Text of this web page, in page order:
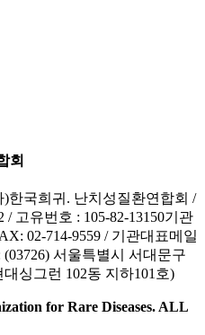
한국희귀. 난치성질환연합회 /
/ 고유번호 : 105-82-13150기관
02-714-9559 / 기관대표메일
(03726) 서울특별시 서대문구
싱그런 102동 지하101호)
for Rare Diseases. ALL